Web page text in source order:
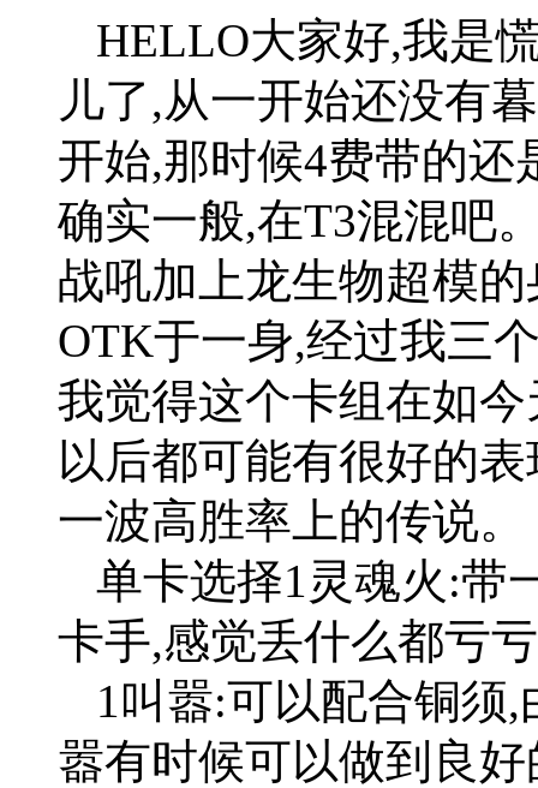
HELLO大家好,我是
儿了,从一开始还没有
开始,那时候4费带的还
确实一般,在T3混混吧
战吼加上龙生物超模
OTK于一身,经过我三
我觉得这个卡组在如
以后都可能有很好的
一波高胜率上的传说。
单卡选择1灵魂火:带
卡手,感觉丢什么都亏
1叫嚣:可以配合铜须
嚣有时候可以做到良